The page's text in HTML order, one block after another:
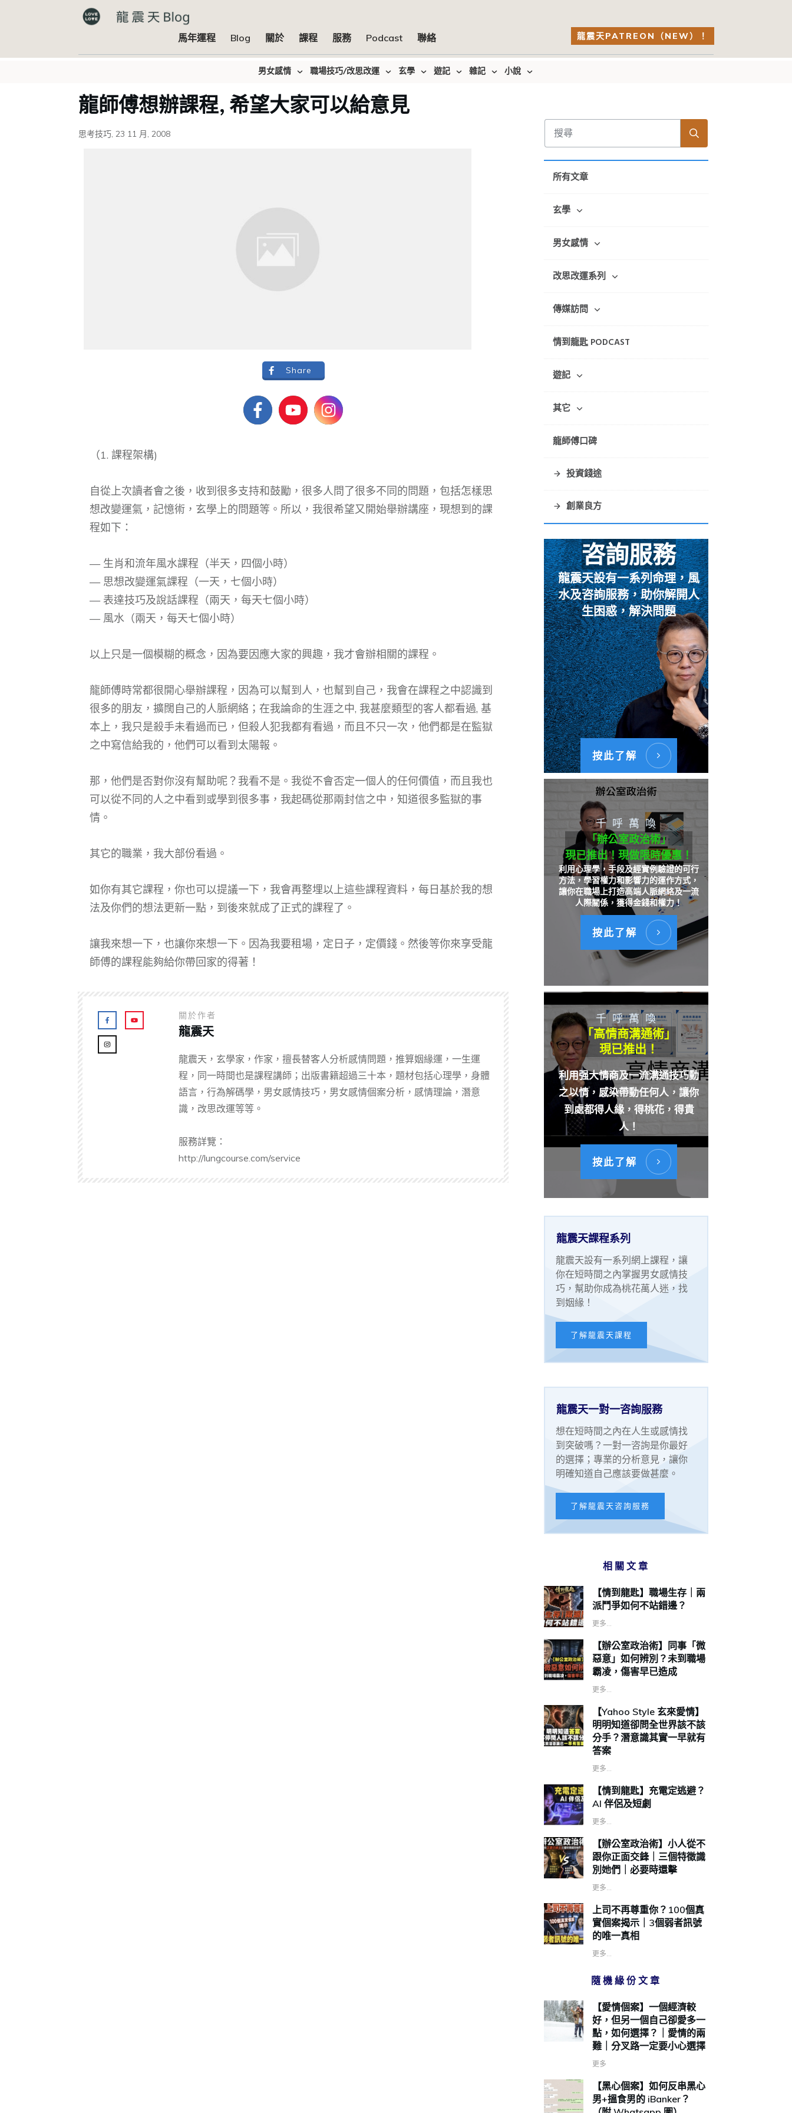
馬年運程 Blog 關於 課程 服務 Podcast 聯絡 龍震天PATREON（NEW）！
男女感情 職場技巧/改思改運 玄學 遊記 雜記 小說
龍師傅想辦課程, 希望大家可以給意見
思考技巧, 23 11 月, 2008
Share
（1. 課程架構)
自從上次讀者會之後，收到很多支持和鼓勵，很多人問了很多不同的問題，包括怎樣思
想改變運氣，記憶術，玄學上的問題等。所以，我很希望又開始舉辦講座，現想到的課
程如下：
— 生肖和流年風水課程（半天，四個小時）
— 思想改變運氣課程（一天，七個小時）
— 表達技巧及說話課程（兩天，每天七個小時）
— 風水（兩天，每天七個小時）
以上只是一個模糊的概念，因為要因應大家的興趣，我才會辦相關的課程。
龍師傅時常都很開心舉辦課程，因為可以幫到人，也幫到自己，我會在課程之中認識到
很多的朋友，擴闊自己的人脈網絡；在我論命的生涯之中, 我甚麼類型的客人都看過, 基
本上，我只是殺手未看過而已，但殺人犯我都有看過，而且不只一次，他們都是在監獄
之中寫信給我的，他們可以看到太陽報。
那，他們是否對你沒有幫助呢？我看不是。我從不會否定一個人的任何價值，而且我也
可以從不同的人之中看到或學到很多事，我起碼從那兩封信之中，知道很多監獄的事
情。
其它的職業，我大部份看過。
如你有其它課程，你也可以提議一下，我會再整埋以上這些課程資料，每日基於我的想
法及你們的想法更新一點，到後來就成了正式的課程了。
讓我來想一下，也讓你來想一下。因為我要租場，定日子，定價錢。然後等你來享受龍
師傅的課程能夠給你帶回家的得著！
關於作者
龍震天
龍震天，玄學家，作家，擅長替客人分析感情問題，推算姻緣運，一生運
程，同一時間也是課程講師；出版書籍超過三十本，題材包括心理學，身體
語言，行為解碼學，男女感情技巧，男女感情個案分析，感情理論，潛意
識，改思改運等等。
服務詳覽：
http://lungcourse.com/service
所有文章
玄學
男女感情
改思改運系列
傳媒訪問
情到龍匙 PODCAST
遊記
其它
龍師傅口碑
投資錢途
創業良方
咨詢服務
龍震天設有一系列命理，風
水及咨詢服務，助你解開人
生困惑，解決問題
按此了解
千呼萬喚
「辦公室政治術」
現已推出！現做限時優惠！
利用心理學，手段及經實例驗證的可行
方法，學習權力和影響力的運作方式，
讓你在職場上打造高端人脈網絡及一流
人際關係，獲得金錢和權力！
按此了解
千呼萬喚
「高情商溝通術」
現已推出！
利用强大情商及一流溝通技巧動
之以情，感染帶動任何人，讓你
到處都得人緣，得桃花，得貴
人！
按此了解
龍震天課程系列
龍震天設有一系列網上課程，讓
你在短時間之內掌握男女感情技
巧，幫助你成為桃花萬人迷，找
到姻緣！
了解龍震天課程
龍震天一對一咨詢服務
想在短時間之內在人生或感情找
到突破嗎？一對一咨詢是你最好
的選擇；專業的分析意見，讓你
明確知道自己應該要做甚麼。
了解龍震天咨詢服務
相關文章
【情到龍匙】職場生存｜兩
派鬥爭如何不站錯邊？
更多...
【辦公室政治術】同事「微
惡意」如何辨別？未到職場
霸凌，傷害早已造成
更多...
【Yahoo Style 玄來愛情】
明明知道卻問全世界該不該
分手？潛意識其實一早就有
答案
更多...
【情到龍匙】充電定逃避？
AI 伴侶及短劇
更多...
【辦公室政治術】小人從不
跟你正面交鋒｜三個特徵識
別她們｜必要時還擊
更多...
上司不再尊重你？100個真
實個案揭示｜3個弱者訊號
的唯一真相
更多...
隨機緣份文章
【愛情個案】一個經濟較
好，但另一個自己卻愛多一
點，如何選擇？｜愛情的兩
難｜分叉路一定要小心選擇
更多
【黑心個案】如何反串黑心
男+搵食男的 iBanker？